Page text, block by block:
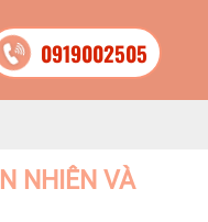
0919002505
0919002505
NHIÊN VÀ